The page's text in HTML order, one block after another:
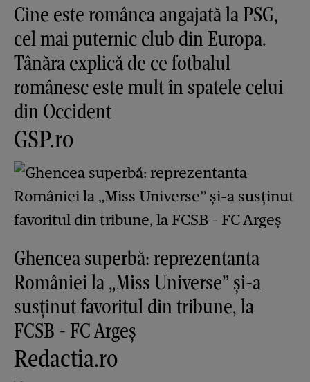
Cine este românca angajată la PSG,
cel mai puternic club din Europa.
Tânăra explică de ce fotbalul
românesc este mult în spatele celui
din Occident
GSP.ro
Ghencea superbă: reprezentanta
României la „Miss Universe” și-a
susținut favoritul din tribune, la
FCSB - FC Argeș
Redactia.ro